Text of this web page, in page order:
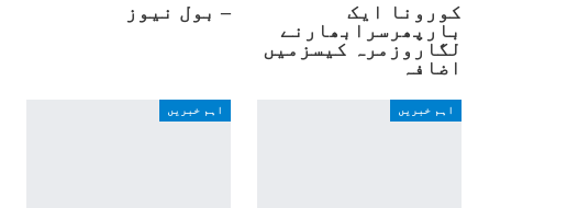
کورونا ایک
بارپھرسرابھارنے
لگاروزمرہ کیسزمیں
اضافہ
– بول نیوز
اہم خبریں اہم خبریں